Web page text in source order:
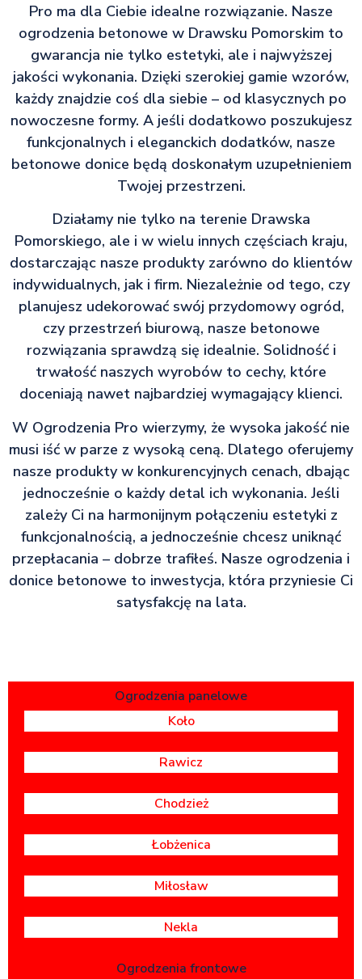
Pro ma dla Ciebie idealne rozwiązanie. Nasze
ogrodzenia betonowe w Drawsku Pomorskim to
gwarancja nie tylko estetyki, ale i najwyższej
jakości wykonania. Dzięki szerokiej gamie wzorów,
każdy znajdzie coś dla siebie – od klasycznych po
nowoczesne formy. A jeśli dodatkowo poszukujesz
funkcjonalnych i eleganckich dodatków, nasze
betonowe donice będą doskonałym uzupełnieniem
Twojej przestrzeni.
Działamy nie tylko na terenie Drawska
Pomorskiego, ale i w wielu innych częściach kraju,
dostarczając nasze produkty zarówno do klientów
indywidualnych, jak i firm. Niezależnie od tego, czy
planujesz udekorować swój przydomowy ogród,
czy przestrzeń biurową, nasze betonowe
rozwiązania sprawdzą się idealnie. Solidność i
trwałość naszych wyrobów to cechy, które
doceniają nawet najbardziej wymagający klienci.
W Ogrodzenia Pro wierzymy, że wysoka jakość nie
musi iść w parze z wysoką ceną. Dlatego oferujemy
nasze produkty w konkurencyjnych cenach, dbając
jednocześnie o każdy detal ich wykonania. Jeśli
zależy Ci na harmonijnym połączeniu estetyki z
funkcjonalnością, a jednocześnie chcesz uniknąć
przepłacania – dobrze trafiłeś. Nasze ogrodzenia i
donice betonowe to inwestycja, która przyniesie Ci
satysfakcję na lata.
Ogrodzenia panelowe
Koło
Rawicz
Chodzież
Łobżenica
Miłosław
Nekla
Ogrodzenia frontowe